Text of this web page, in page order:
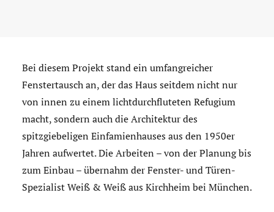
Bei diesem Projekt stand ein umfangreicher
Fenstertausch an, der das Haus seitdem nicht nur
von innen zu einem lichtdurchfluteten Refugium
macht, sondern auch die Architektur des
spitzgiebeligen Einfamienhauses aus den 1950er
Jahren aufwertet. Die Arbeiten – von der Planung bis
zum Einbau – übernahm der Fenster- und Türen-
Spezialist Weiß & Weiß aus Kirchheim bei München.